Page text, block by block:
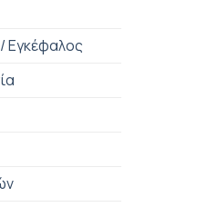
Εγκέφαλος